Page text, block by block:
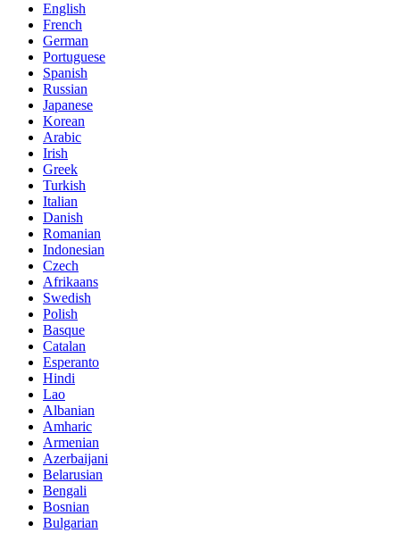
English
French
German
Portuguese
Spanish
Russian
Japanese
Korean
Arabic
Irish
Greek
Turkish
Italian
Danish
Romanian
Indonesian
Czech
Afrikaans
Swedish
Polish
Basque
Catalan
Esperanto
Hindi
Lao
Albanian
Amharic
Armenian
Azerbaijani
Belarusian
Bengali
Bosnian
Bulgarian